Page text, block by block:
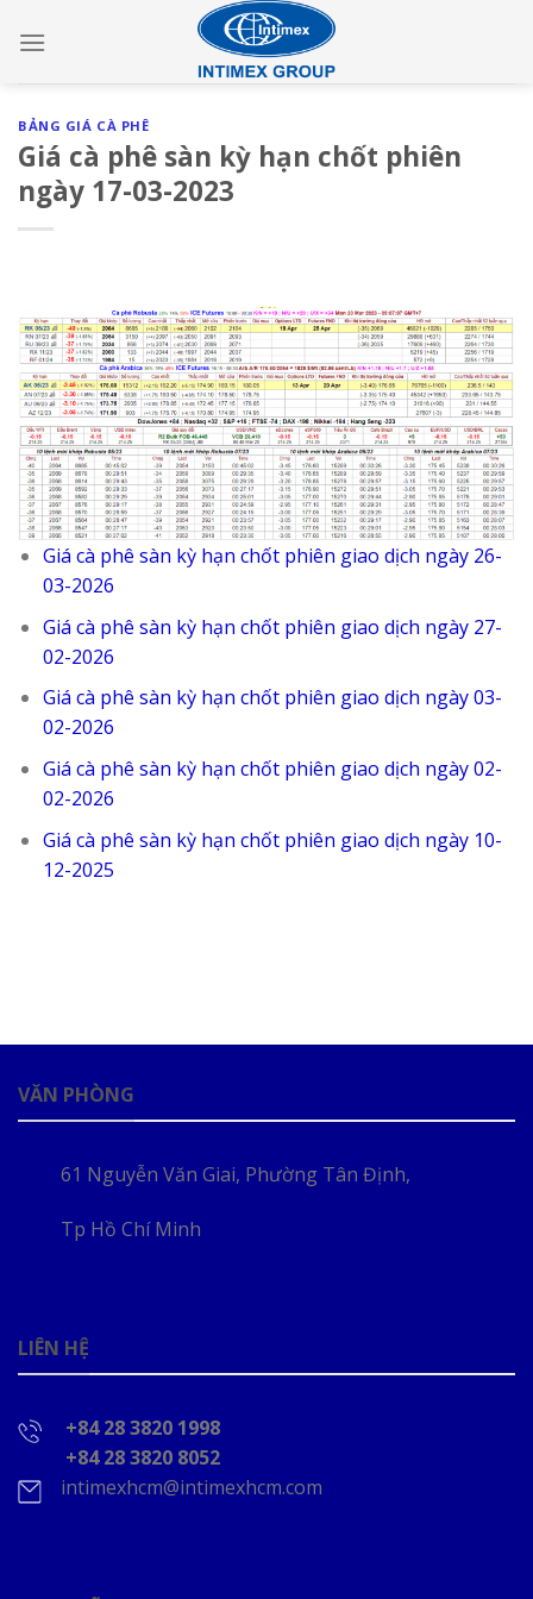
BẢNG GIÁ CÀ PHÊ
Giá cà phê sàn kỳ hạn chốt phiên
ngày 17-03-2023
Giá cà phê sàn kỳ hạn chốt phiên giao dịch ngày 26-
03-2026
Giá cà phê sàn kỳ hạn chốt phiên giao dịch ngày 27-
02-2026
Giá cà phê sàn kỳ hạn chốt phiên giao dịch ngày 03-
02-2026
Giá cà phê sàn kỳ hạn chốt phiên giao dịch ngày 02-
02-2026
Giá cà phê sàn kỳ hạn chốt phiên giao dịch ngày 10-
12-2025
VĂN PHÒNG
61 Nguyễn Văn Giai, Phường Tân Định,
Tp Hồ Chí Minh
LIÊN HỆ
+84 28 3820 1998
+84 28 3820 8052
intimexhcm@intimexhcm.com